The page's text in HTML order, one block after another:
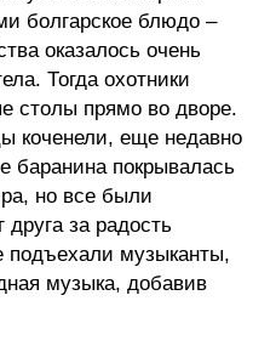
болгарское блюдо –
оказалось очень
Тогда охотники
столы прямо во дворе.
коченели, еще недавно
баранина покрывалась
но все были
за радость
подъехали музыканты,
музыка, добавив